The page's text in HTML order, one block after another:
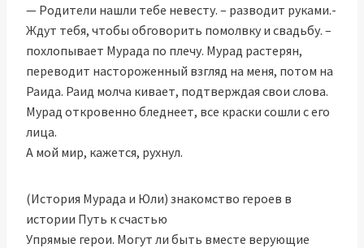
— Родители нашли тебе невесту. – разводит руками.-
Ждут тебя, чтобы обговорить помолвку и свадьбу. –
похлопывает Мурада по плечу. Мурад растерян,
переводит настороженный взгляд на меня, потом на
Раида. Раид молча кивает, подтверждая свои слова.
Мурад откровенно бледнеет, все краски сошли с его
лица.
А мой мир, кажется, рухнул.
(История Мурада и Юли) знакомство героев в
истории Путь к счастью
Упрямые герои. Могут ли быть вместе верующие